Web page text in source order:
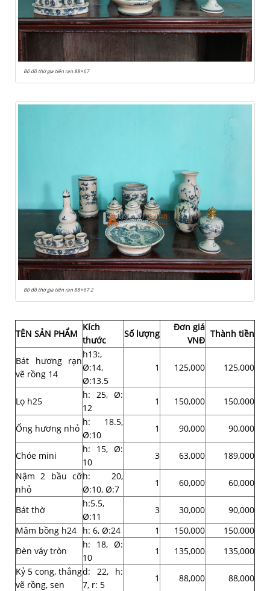
Bộ đồ thờ gia tiên rạn 88×67
Bộ đồ thờ gia tiên rạn 88×67 2
TÊN SẢN PHẨM
Kích
thước
Số lượng
Đơn giá
VNĐ
Thành tiền
Bát hương rạn
vẽ rồng 14
h13:,
Ø:14,
Ø:13.5
1 125,000 125,000
Lọ h25
h: 25, Ø:
12
1 150,000 150,000
Ống hương nhỏ
h: 18.5,
Ø:10
1 90,000 90,000
Chóe mini
h: 15, Ø:
10
3 63,000
189,000
Nậm 2 bầu cỡ
nhỏ
h: 20,
Ø:10, Ø:7
1 60,000 60,000
Bát thờ
h:5.5,
Ø:11
3 30,000
90,000
Mâm bồng h24 h: 6, Ø:24 1 150,000
150,000
Đèn váy tròn
h: 18, Ø:
10
1 135,000
135,000
Kỷ 5 cong, thẳng
vẽ rồng, sen
d: 22, h:
7, r: 5
1 88,000
88,000